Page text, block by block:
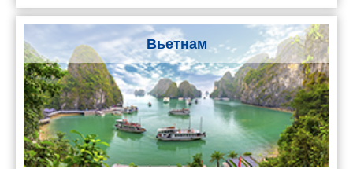
Вьетнам